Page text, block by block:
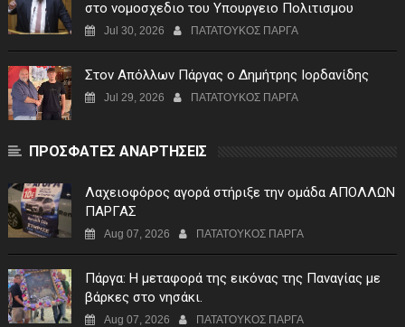
στο νομοσχεδιο του Υπουργειο Πολιτισμου
Jul 30, 2026 ΠΑΤΑΤΟΥΚΟΣ ΠΑΡΓΑ
Στον Απόλλων Πάργας ο Δημήτρης Ιορδανίδης
Jul 29, 2026 ΠΑΤΑΤΟΥΚΟΣ ΠΑΡΓΑ
ΠΡΟΣΦΑΤΕΣ ΑΝΑΡΤΗΣΕΙΣ
Λαχειοφόρος αγορά στήριξε την ομάδα ΑΠΟΛΛΩΝ
ΠΑΡΓΑΣ
Aug 07, 2026 ΠΑΤΑΤΟΥΚΟΣ ΠΑΡΓΑ
Πάργα: Η μεταφορά της εικόνας της Παναγίας με
βάρκες στο νησάκι.
Aug 07, 2026 ΠΑΤΑΤΟΥΚΟΣ ΠΑΡΓΑ